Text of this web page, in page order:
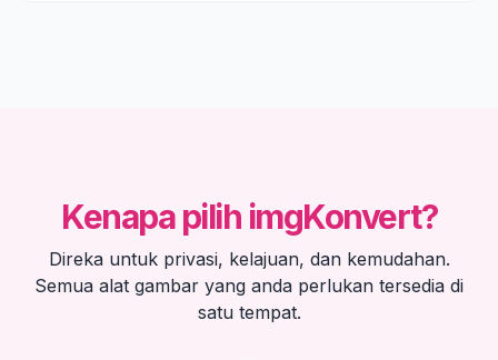
Kenapa pilih imgKonvert?
Direka untuk privasi, kelajuan, dan kemudahan.
Semua alat gambar yang anda perlukan tersedia di
satu tempat.